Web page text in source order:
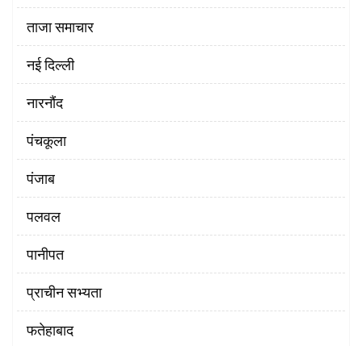
ताजा समाचार
नई दिल्ली
नारनौंद
पंचकूला
पंजाब
पलवल
पानीपत
प्राचीन सभ्यता
फतेहाबाद